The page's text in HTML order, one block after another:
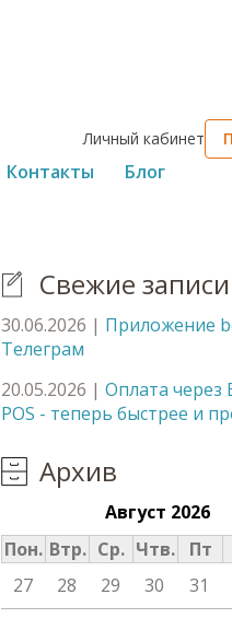
Контакты Блог
Личный кабинет
Свежие записи
30.06.2026 | Приложение
Телеграм
20.05.2026 | Оплата через
POS - теперь быстрее и
Архив
Август 2026
Пон. Втр. Ср. Чтв. Пт
27
28 29 30 31